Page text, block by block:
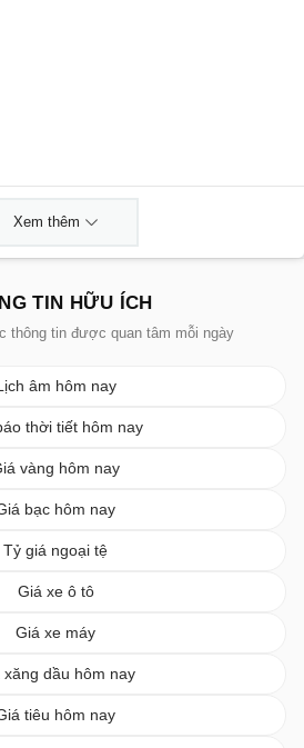
Xem thêm
TIN HỮU ÍCH
thông tin được quan tâm mỗi ngày
âm hôm nay
thời tiết hôm nay
vàng hôm nay
bạc hôm nay
Tỷ giá ngoại tệ
Giá xe ô tô
Giá xe máy
xăng dầu hôm nay
tiêu hôm nay